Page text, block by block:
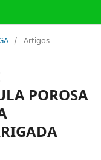
/ Artigos
POROSA